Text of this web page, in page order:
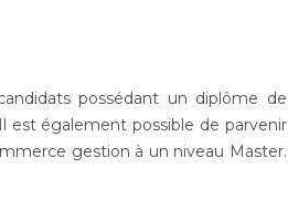
possédant un diplôme de
est également possible de parvenir
gestion à un niveau Master.